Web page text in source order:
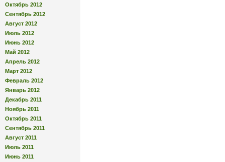
Октябрь 2012
Сентябрь 2012
Август 2012
Июль 2012
Июнь 2012
Май 2012
Апрель 2012
Март 2012
Февраль 2012
Январь 2012
Декабрь 2011
Ноябрь 2011
Октябрь 2011
Сентябрь 2011
Август 2011
Июль 2011
Июнь 2011